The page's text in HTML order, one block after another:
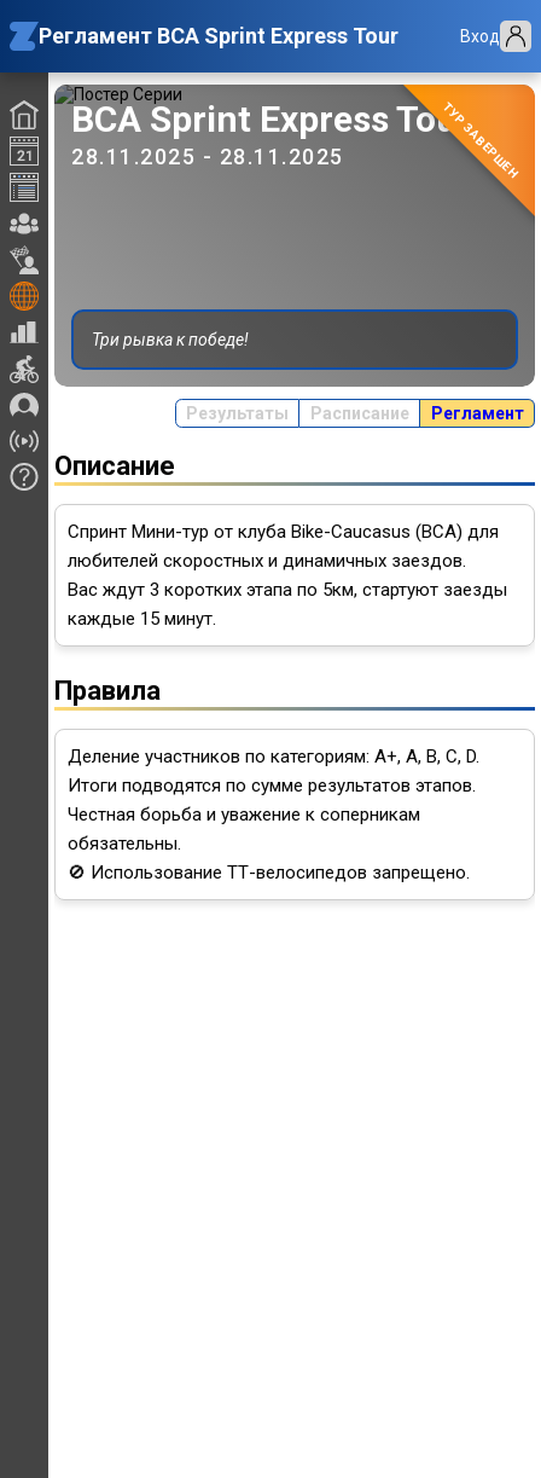
Регламент BCA Sprint Express Tour Вход
BCA Sprint Express Tour
28.11.2025 - 28.11.2025
Три рывка к победе!
ТУР ЗАВЕРШЕН
Результаты Расписание Регламент
Описание
Спринт Мини-тур от клуба Bike-Caucasus (BCA) для
любителей скоростных и динамичных заездов.
Вас ждут 3 коротких этапа по 5км, стартуют заезды
каждые 15 минут.
Правила
Деление участников по категориям: A+, A, B, C, D.
Итоги подводятся по сумме результатов этапов.
Честная борьба и уважение к соперникам
обязательны.
🚫 Использование ТТ-велосипедов запрещено.